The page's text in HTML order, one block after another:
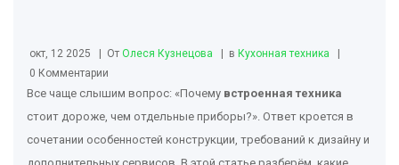
окт, 12 2025 От Олеся Кузнецова в Кухонная техника
0 Комментарии
Все чаще слышим вопрос: «Почему встроенная техника
стоит дороже, чем отдельные приборы?». Ответ кроется в
сочетании особенностей конструкции, требований к дизайну и